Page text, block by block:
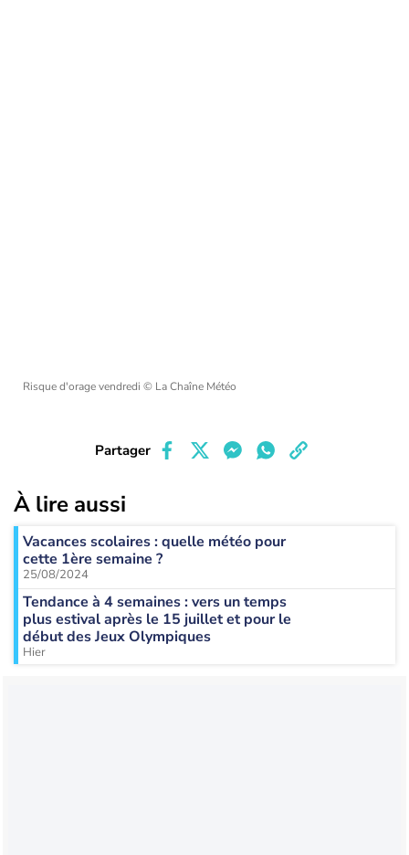
Risque d'orage vendredi © La Chaîne Météo
Partager
À lire aussi
Vacances scolaires : quelle météo pour
cette 1ère semaine ?
25/08/2024
Tendance à 4 semaines : vers un temps
plus estival après le 15 juillet et pour le
début des Jeux Olympiques
Hier